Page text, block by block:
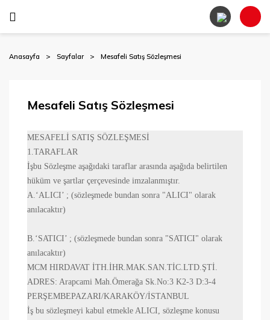
Anasayfa Sayfalar Mesafeli Satış Sözleşmesi
Mesafeli Satış Sözleşmesi
MESAFELİ SATIŞ SÖZLEŞMESİ
1.TARAFLAR
İşbu Sözleşme aşağıdaki taraflar arasında aşağıda belirtilen
hüküm ve şartlar çerçevesinde imzalanmıştır.
A.‘ALICI’ ; (sözleşmede bundan sonra "ALICI" olarak
anılacaktır)
B.‘SATICI’ ; (sözleşmede bundan sonra "SATICI" olarak
anılacaktır)
MCM HIRDAVAT İTH.İHR.MAK.SAN.TİC.LTD.ŞTİ.
ADRES: Arapcami Mah.Ömerağa Sk.No:3 K2-3 D:3-4
PERŞEMBEPAZARI/KARAKÖY/İSTANBUL
İş bu sözleşmeyi kabul etmekle ALICI, sözleşme konusu